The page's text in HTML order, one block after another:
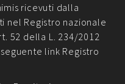
ricevuti dalla
nel Registro nazionale
52 della L. 234/2012
link Registro